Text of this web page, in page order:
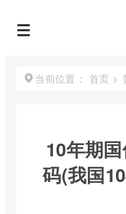
当前位置： 首页 >
10年期
码(我国